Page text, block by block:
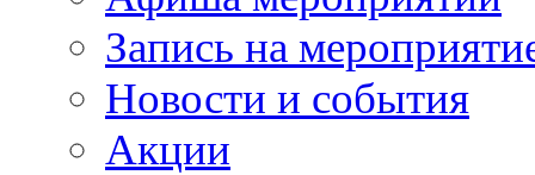
Запись на
Новости и события
Акции